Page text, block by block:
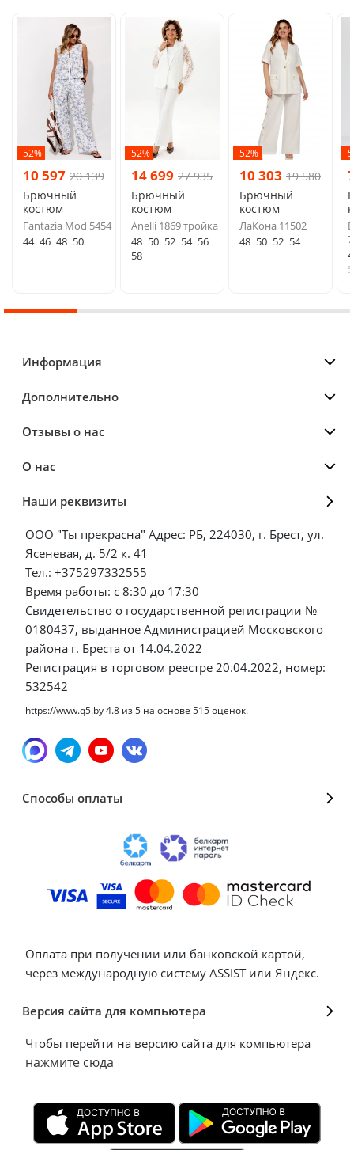
-52%
10 597 20 139
Брючный
костюм
Fantazia Mod 5454
44 46 48 50
-52%
14 699 27 935
Брючный
костюм
Anelli 1869 тройка
48 50 52 54 56
58
-52%
10 303 19 580
Брючный
костюм
ЛаКона 11502
48 50 52 54
-
Информация
Дополнительно
Отзывы о нас
О нас
Наши реквизиты
ООО "Ты прекрасна" Адрес: РБ, 224030, г. Брест, ул.
Ясеневая, д. 5/2 к. 41
Тел.: +375297332555
Время работы: с 8:30 до 17:30
Свидетельство о государственной регистрации №
0180437, выданное Администрацией Московского
района г. Бреста от 14.04.2022
Регистрация в торговом реестре 20.04.2022, номер:
532542
https://www.q5.by4.8 из5 на основе 515оценок.
Способы оплаты
Оплата при получении или банковской картой,
через международную систему ASSIST или Яндекс.
Версия сайта для компьютера
Чтобы перейти на версию сайта для компьютера
нажмите сюда